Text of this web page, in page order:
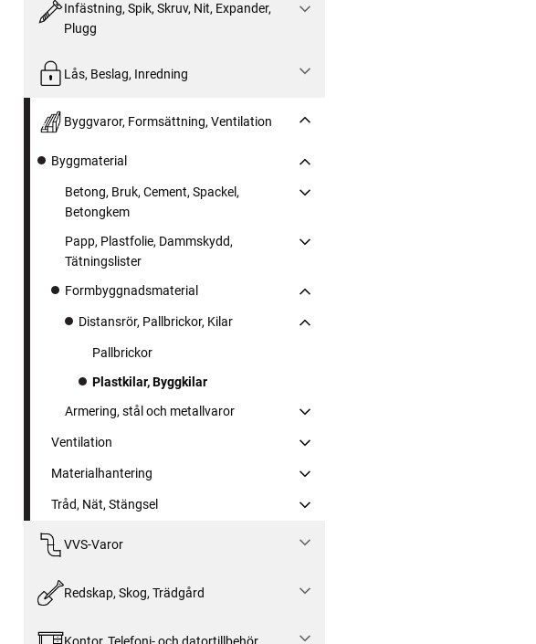
Infästning, Spik, Skruv, Nit, Expander,
Plugg
Lås, Beslag, Inredning
Byggvaror, Formsättning, Ventilation
Byggmaterial
Betong, Bruk, Cement, Spackel,
Betongkem
Papp, Plastfolie, Dammskydd,
Tätningslister
Formbyggnadsmaterial
Distansrör, Pallbrickor, Kilar
Pallbrickor
Plastkilar, Byggkilar
Armering, stål och metallvaror
Ventilation
Materialhantering
Tråd, Nät, Stängsel
VVS-Varor
Redskap, Skog, Trädgård
Kontor, Telefoni- och datortillbehör